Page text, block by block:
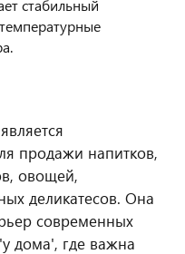
стабильный
продажи напитков,
овощей,
деликатесов. Она
современных
дома', где важна